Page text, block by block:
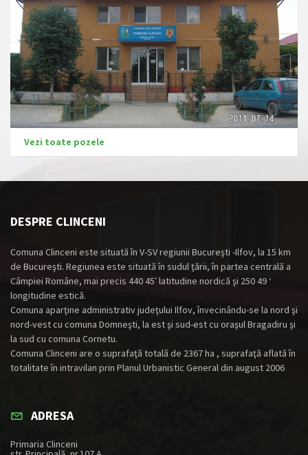
Vezi toate pozele
DESPRE CLINCENI
Comuna Clinceni este situată în V-SV regiunii Bucureşti -Ilfov, la 15 km
de Bucureşti. Regiunea este situată în sudul ţării, în partea centrală a
Câmpiei Române, mai precis 440 45′ latitudine nordică şi 250 49 ‘
longitudine estică.
Comuna aparţine administrativ judeţului Ilfov, învecinându-se la nord şi
nord-vest cu comuna Domneşti, la est şi sud-est cu oraşul Bragadiru şi
la sud cu comuna Cornetu.
Comuna Clinceni are o suprafaţă totală de 2367 ha , suprafaţă aflată în
totalitate în intravilan prin Planul Urbanistic General din august 2006
ADRESA
Primaria Clinceni